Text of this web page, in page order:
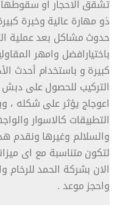
تشقق الاحجار او
ذو مهارة عالية وخبرة
حدوث مشاكل بعد عملية
باختيارافضل وامهر
كبيرة و باستخدام أحدث
التركيب للحصول على
اعوجاج يؤثر على شكله
التطبيقات كالاسوار
والسلالم وغيرها ونقدم
لتكون متناسبة مع اى
الان بشركة الحمد للرخام
واحجز موعد .